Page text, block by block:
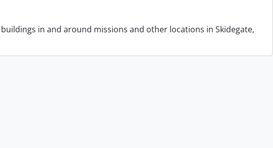
in and around missions and other locations in Skidegate,